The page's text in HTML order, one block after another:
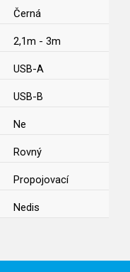
Černá
2,1m - 3m
USB-A
USB-B
Ne
Rovný
Propojovací
Nedis